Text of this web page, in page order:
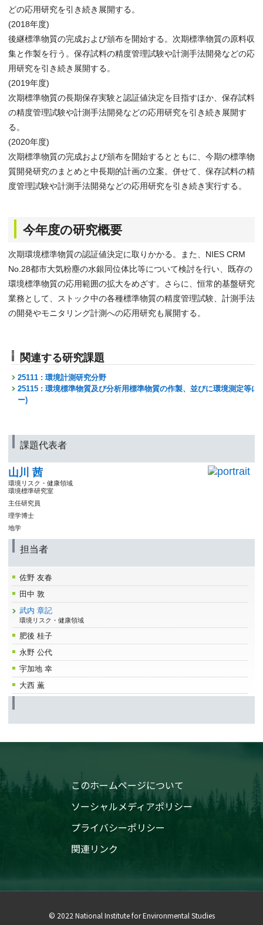
どの応用研究を引き続き展開する。
(2018年度)
後継標準物質の完成および頒布を開始する。次期標準物質の原料収
集と作製を行う。保存試料の精度管理試験や計測手法開発などの応
用研究を引き続き展開する。
(2019年度)
次期標準物質の長期保存実験と認証値決定を目指すほか、保存試料
の精度管理試験や計測手法開発などの応用研究を引き続き展開す
る。
(2020年度)
次期標準物質の完成および頒布を開始するとともに、今期の標準物
質開発研究のまとめと中長期的計画の立案。併せて、保存試料の精
度管理試験や計測手法開発などの応用研究を引き続き実行する。
今年度の研究概要
次期環境標準物質の認証値決定に取りかかる。また、NIES CRM
No.28都市大気粉塵の水銀同位体比等について検討を行い、既存の
環境標準物質の応用範囲の拡大をめざす。さらに、恒常的基盤研究
業務として、ストック中の各種標準物質の精度管理試験、計測手法
の開発やモニタリング計測への応用研究も展開する。
関連する研究課題
25111 : 環境計測研究分野
25115 : 環境標準物質及び分析用標準物質の作製、並びに環境測定等
ー)
課題代表者
山川 茜
環境リスク・健康領域
環境標準研究室
主任研究員
理学博士
地学
担当者
佐野 友春
田中 敦
武内 章記
環境リスク・健康領域
肥後 桂子
永野 公代
宇加地 幸
大西 薫
このホームページについて
ソーシャルメディアポリシー
プライバシーポリシー
関連リンク
© 2022 National Institute for Environmental Studies